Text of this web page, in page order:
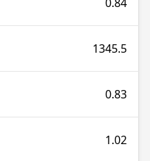
1345.5
0.83
1.02